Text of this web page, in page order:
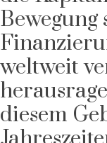
weltweit
diesem